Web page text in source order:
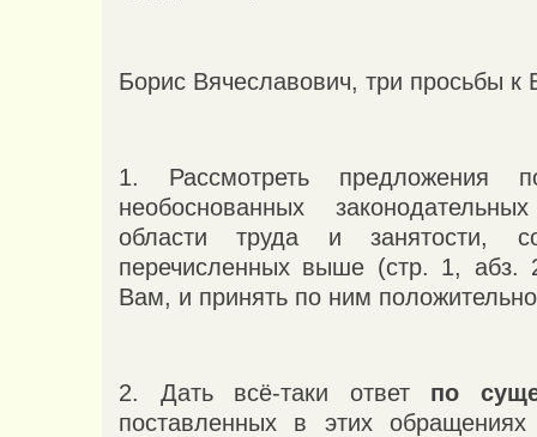
Борис Вячеславович, три просьбы к
1. Рассмотреть предложения
необоснованных
области труда и занятости,
перечисленных выше (стр. 1, абз.
Вам, и принять по ним
2. Дать всё-таки ответ по
поставленных в этих обращениях